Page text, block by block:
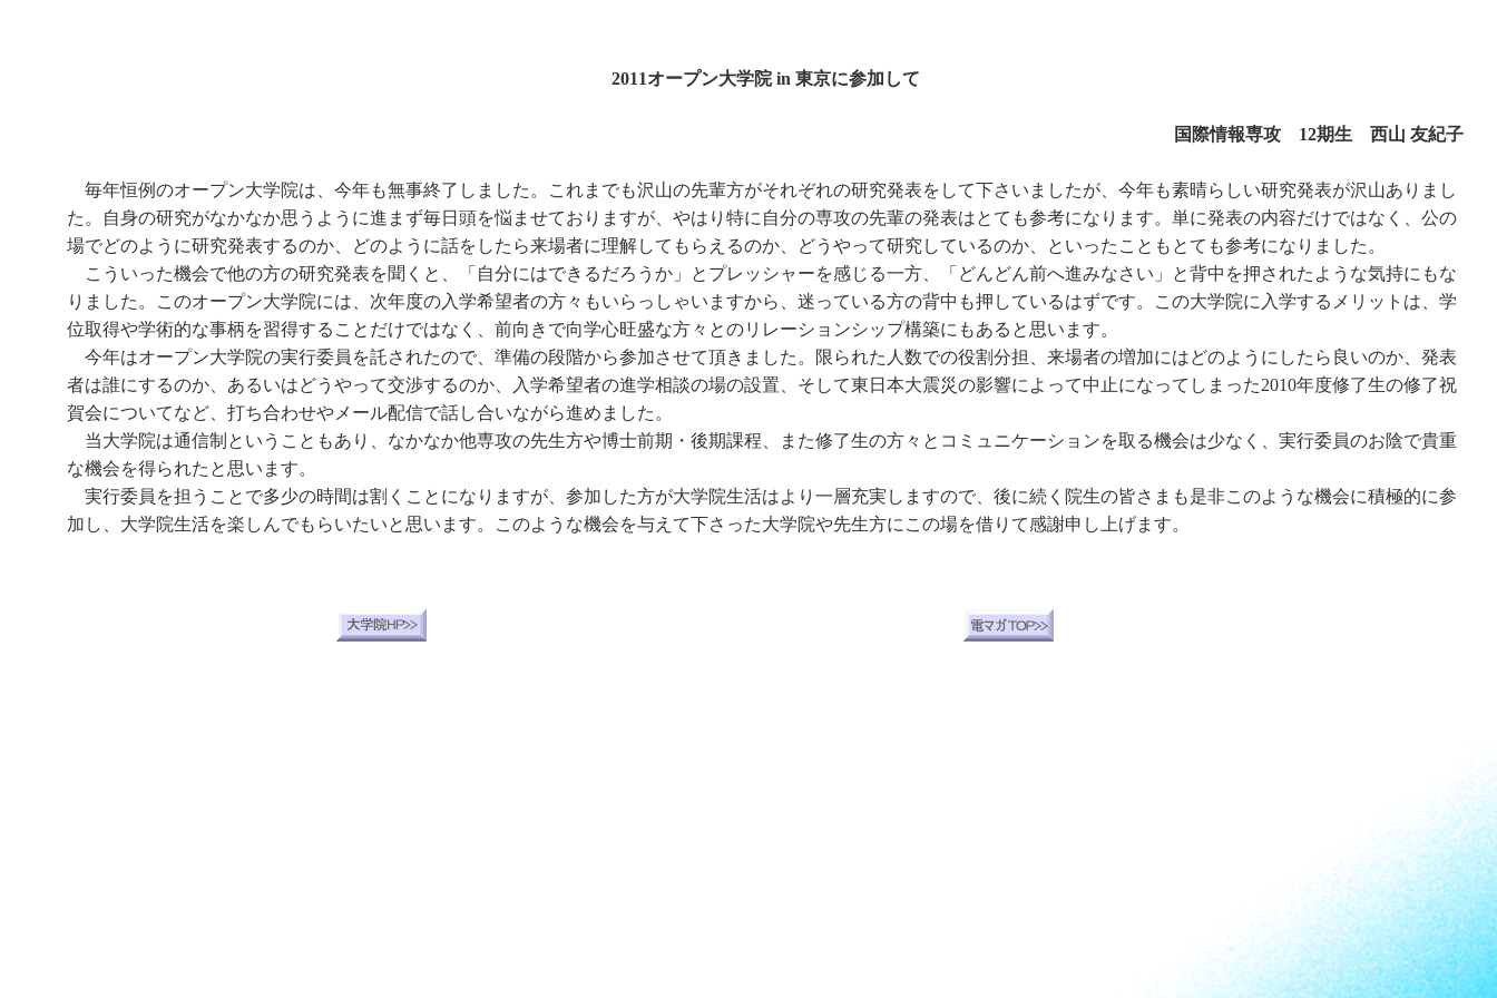
2011オープン大学院 in 東京に参加して
国際情報専攻 12期生 西山 友紀子
毎年恒例のオープン大学院は、今年も無事終了しました。これまでも沢山の先輩方がそれぞれの研究発表をして下さいましたが、今年も素晴らしい研究発表が沢山ありまし
た。自身の研究がなかなか思うように進まず毎日頭を悩ませておりますが、やはり特に自分の専攻の先輩の発表はとても参考になります。単に発表の内容だけではなく、公の
場でどのように研究発表するのか、どのように話をしたら来場者に理解してもらえるのか、どうやって研究しているのか、といったこともとても参考になりました。
こういった機会で他の方の研究発表を聞くと、「自分にはできるだろうか」とプレッシャーを感じる一方、「どんどん前へ進みなさい」と背中を押されたような気持にもな
りました。このオープン大学院には、次年度の入学希望者の方々もいらっしゃいますから、迷っている方の背中も押しているはずです。この大学院に入学するメリットは、学
位取得や学術的な事柄を習得することだけではなく、前向きで向学心旺盛な方々とのリレーションシップ構築にもあると思います。
今年はオープン大学院の実行委員を託されたので、準備の段階から参加させて頂きました。限られた人数での役割分担、来場者の増加にはどのようにしたら良いのか、発表
者は誰にするのか、あるいはどうやって交渉するのか、入学希望者の進学相談の場の設置、そして東日本大震災の影響によって中止になってしまった2010年度修了生の修了祝
賀会についてなど、打ち合わせやメール配信で話し合いながら進めました。
当大学院は通信制ということもあり、なかなか他専攻の先生方や博士前期・後期課程、また修了生の方々とコミュニケーションを取る機会は少なく、実行委員のお陰で貴重
な機会を得られたと思います。
実行委員を担うことで多少の時間は割くことになりますが、参加した方が大学院生活はより一層充実しますので、後に続く院生の皆さまも是非このような機会に積極的に参
加し、大学院生活を楽しんでもらいたいと思います。このような機会を与えて下さった大学院や先生方にこの場を借りて感謝申し上げます。